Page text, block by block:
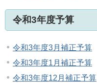
令和3年度予算
令和3年度3月補正予算
令和3年度1月補正予算
令和3年度12月補正予算